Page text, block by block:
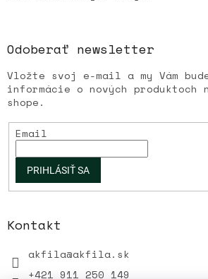
Odoberať newsletter
Vložte svoj e-mail a my Vám
informácie o nových produktoch
shope.
Email
PRIHLÁSIŤ SA
Kontakt
akfila@akfila.sk
+421 911 250 149